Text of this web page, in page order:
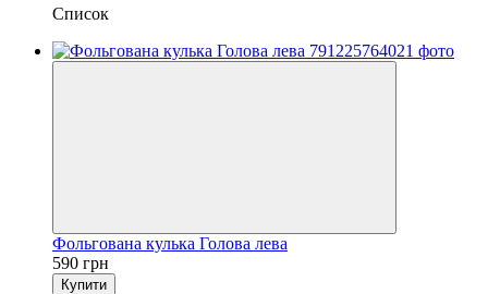
Список
Фольгована кулька Голова лева
590 грн
Купити